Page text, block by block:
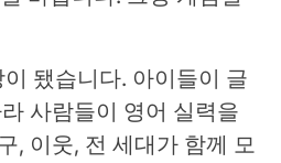
됐습니다. 아이들이 글
사람들이 영어 실력을
, 이웃, 전 세대가 함께 모